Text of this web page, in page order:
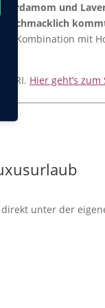
und
in Kombination mit
Hier geht’s zum
unter der